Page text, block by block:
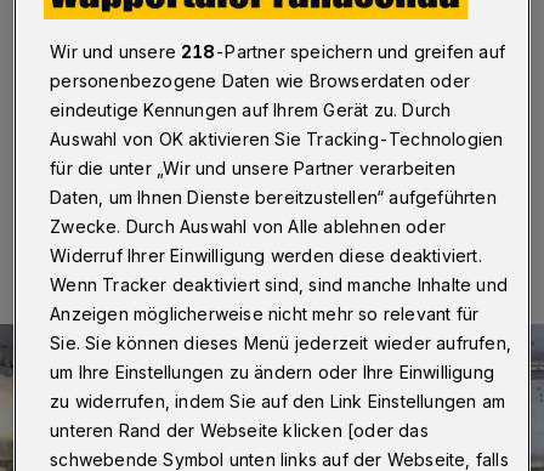
Wuppertal·Die Wuppertaler Schwebebahn musste
am Sonntag (28. Juli 2024) eine Betriebspause
einlegen. Grund war eine technische Störung.
28.07.2024 , 19:27 Uhr Eine Minute Lesezeit
Wir und unsere 218-Partner speichern und greifen auf
personenbezogene Daten wie Browserdaten oder
eindeutige Kennungen auf Ihrem Gerät zu. Durch
Auswahl von OK aktivieren Sie Tracking-Technologien
für die unter „Wir und unsere Partner verarbeiten
Daten, um Ihnen Dienste bereitzustellen“ aufgeführten
Zwecke. Durch Auswahl von Alle ablehnen oder
Widerruf Ihrer Einwilligung werden diese deaktiviert.
Wenn Tracker deaktiviert sind, sind manche Inhalte und
Anzeigen möglicherweise nicht mehr so relevant für
Sie. Sie können dieses Menü jederzeit wieder aufrufen,
um Ihre Einstellungen zu ändern oder Ihre Einwilligung
zu widerrufen, indem Sie auf den Link Einstellungen am
unteren Rand der Webseite klicken [oder das
schwebende Symbol unten links auf der Webseite, falls